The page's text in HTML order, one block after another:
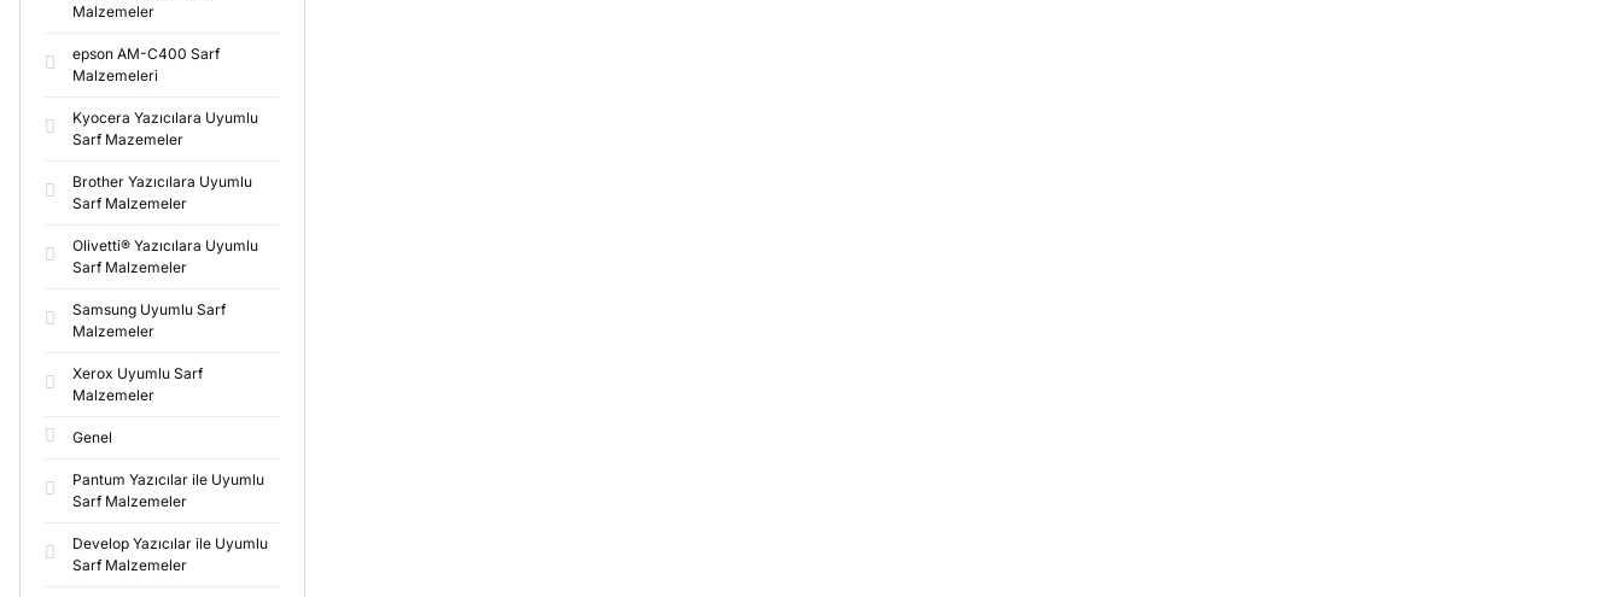
Malzemeler
epson AM-C400 Sarf
Malzemeleri
Kyocera Yazıcılara Uyumlu
Sarf Mazemeler
Brother Yazıcılara Uyumlu
Sarf Malzemeler
Olivetti® Yazıcılara Uyumlu
Sarf Malzemeler
Samsung Uyumlu Sarf
Malzemeler
Xerox Uyumlu Sarf
Malzemeler
Genel
Pantum Yazıcılar ile Uyumlu
Sarf Malzemeler
Develop Yazıcılar ile Uyumlu
Sarf Malzemeler